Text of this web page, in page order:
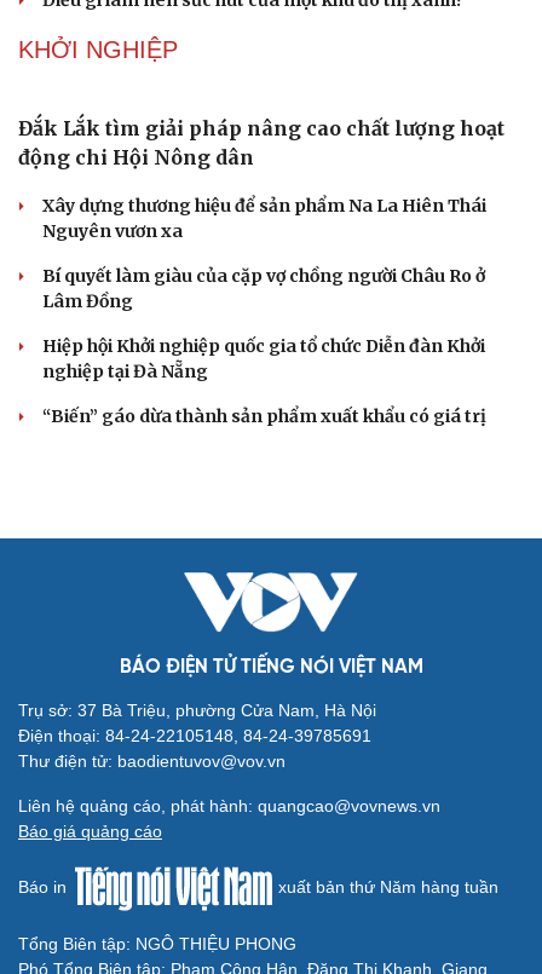
Cải chính
Dấu hiệu tiền mãn kinh sớm phụ nữ cần biết
BẤT ĐỘNG SẢN
Genera by The Solia: Tâm điểm đón xu hướng
Mục tiêu 114 dự án: Hà Nội sẽ tháo gỡ điểm nghẽn nhà ở
xã hội ra sao?
TP.HCM rà soát 16 khu đất xây dựng nhà lưu trú công
nhân
Đắk Lắk tìm giải pháp nâng cao chất lượng hoạt
động chi Hội Nông dân
Xây dựng thương hiệu để sản phẩm Na La Hiên Thái
Nguyên vươn xa
Bí quyết làm giàu của cặp vợ chồng người Châu Ro ở
Lâm Đồng
Hiệp hội Khởi nghiệp quốc gia tổ chức Diễn đàn Khởi
nghiệp tại Đà Nẵng
“Biến” gáo dừa thành sản phẩm xuất khẩu có giá trị